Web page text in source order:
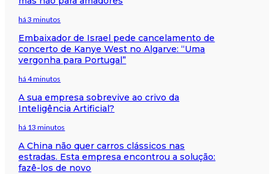
há 3 minutos
Embaixador de Israel pede cancelamento de
concerto de Kanye West no Algarve: “Uma
vergonha para Portugal”
há 4 minutos
A sua empresa sobrevive ao crivo da
Inteligência Artificial?
há 13 minutos
A China não quer carros clássicos nas
estradas. Esta empresa encontrou a solução:
fazê-los de novo